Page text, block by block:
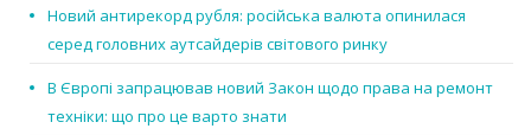
Новий антирекорд рубля: російська валюта опинилася
серед головних аутсайдерів світового ринку
В Європі запрацював новий Закон щодо права на ремонт
техніки: що про це варто знати